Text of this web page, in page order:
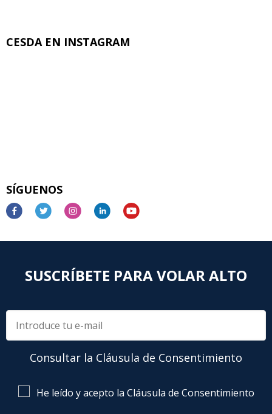
CESDA EN INSTAGRAM
SÍGUENOS
SUSCRÍBETE PARA VOLAR ALTO
Consultar la Cláusula de Consentimiento
He leído y acepto la Cláusula de Consentimiento